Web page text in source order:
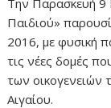
Την Παρασκευή 9
Παιδιού»
2016, με φυσική
τις νέες δομές
των οικογενειών
Αιγαίου.